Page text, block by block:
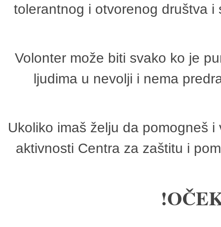
tolerantnog i otvorenog društva
Volonter može biti svako ko je
ljudima u nevolji i nema
Ukoliko imaš želju da pomogneš
aktivnosti Centra za zaštitu i